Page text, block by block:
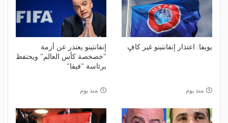
يويفا: اعتذار إنفانتينو غير كافٍ
منذ يوم
إنفانتينو يعتذر عن أزمة
"خصخصة كأس العالم" ويحتفظ
برئاسة "فيفا"
منذ يوم